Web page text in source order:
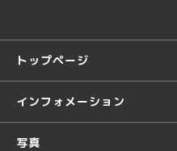
トップページ
インフォメーション
写真